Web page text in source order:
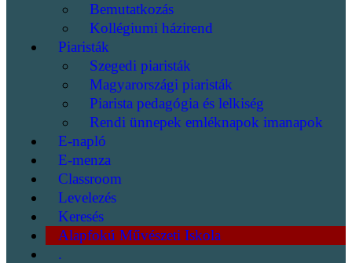
Bemutatkozás
Kollégiumi házirend
Piaristák
Szegedi piaristák
Magyarországi piaristák
Piarista pedagógia és lelkiség
Rendi ünnepek emléknapok imanapok
E-napló
E-menza
Classroom
Levelezés
Keresés
Alapfokú Művészeti Iskola
.